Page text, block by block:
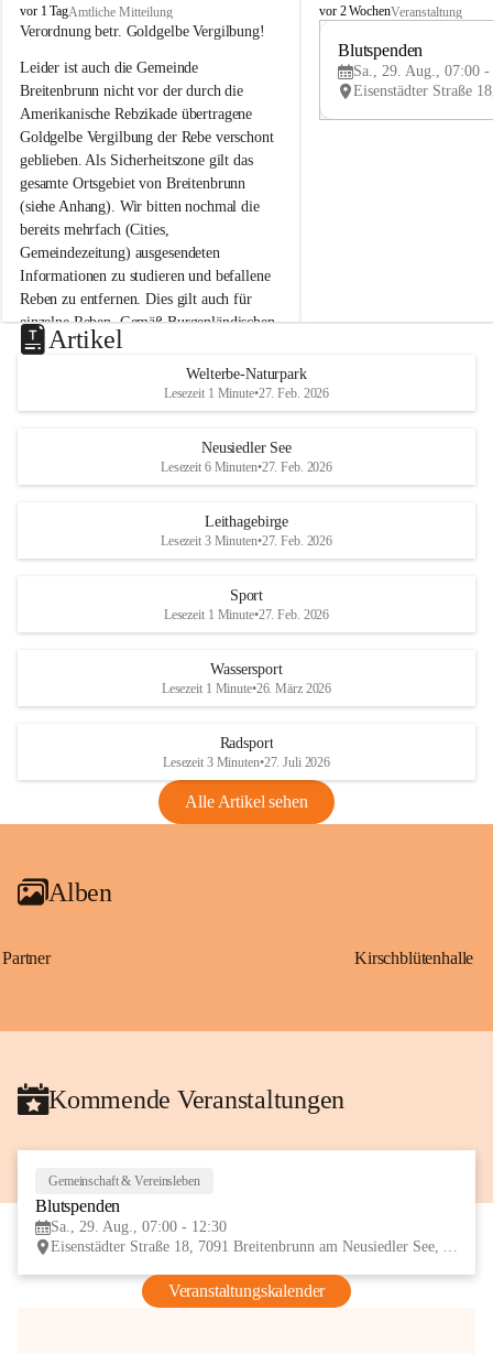
B
r
i
t
e
n
b
r
u
n
n
a
m
N
e
u
s
d
S
vor 1 TagAmtliche Mitteilung
Verordnung betr. Goldgelbe Vergilbung!
Leider ist auch die Gemeinde
Breitenbrunn nicht vor der durch die
Amerikanische Rebzikade übertragene
Goldgelbe Vergilbung der Rebe verschont
geblieben. Als Sicherheitszone gilt das
gesamte Ortsgebiet von Breitenbrunn
(siehe Anhang). Wir bitten nochmal die
bereits mehrfach (Cities,
Gemeindezeitung) ausgesendeten
Informationen zu studieren und befallene
Reben zu entfernen. Dies gilt auch für
einzelne Reben. Gemäß Burgenländischen
Weinbaugesetz sind nicht gepflegte oder
unzulässige Weingärten zu roden! Bitte
helfen wir zusammen um unsere Winzer
vor den prognostizierten Ernteausfällen
und den daraus folgenden wirtschaftlichen
Maßnahmen zur Bekämpfung
Rebe und der Amerikanischen
Anhang VBl. EU Nr. 18
1 Seite•1,4 MB
VBl. EU Nr. 18_2026
B
e
u
e
d
r
S
vor 2 WochenVeranstaltung
Blutspenden
Sa., 29. Aug., 07:00 -
Artikel
Welterbe-Naturpark
Lesezeit 1 Minute•27. Feb. 2026
Neusiedler See
Lesezeit 6 Minuten•27. Feb. 2026
Leithagebirge
Lesezeit 3 Minuten•27. Feb. 2026
Sport
Lesezeit 1 Minute•27. Feb. 2026
Wassersport
Lesezeit 1 Minute•26. März 2026
Radsport
Lesezeit 3 Minuten•27. Juli 2026
Alle Artikel sehen
Alben
Partner Kirschblütenhalle
Kommende Veranstaltungen
Gemeinschaft & Vereinsleben
Blutspenden
Sa., 29. Aug., 07:00 - 12:30
Eisenstädter Straße 18, 7091 Breitenbrunn am Neusiedler See, AUT
Veranstaltungskalender